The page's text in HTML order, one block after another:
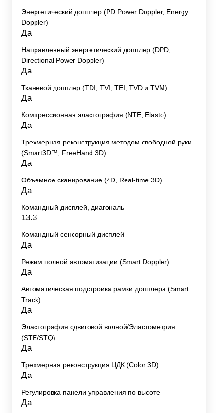
Энергетический допплер (PD Power Doppler, Energy
Doppler)
Да
Направленный энергетический допплер (DPD,
Directional Power Doppler)
Да
Тканевой допплер (TDI, TVI, TEI, TVD и TVM)
Да
Компрессионная эластография (NTE, Elasto)
Да
Трехмерная реконструкция методом свободной руки
(Smart3D™, FreeHand 3D)
Да
Объемное сканирование (4D, Real-time 3D)
Да
Командный дисплей, диагональ
13.3
Командный сенсорный дисплей
Да
Режим полной автоматизации (Smart Doppler)
Да
Автоматическая подстройка рамки допплера (Smart
Track)
Да
Эластография сдвиговой волной/Эластометрия
(STE/STQ)
Да
Трехмерная реконструкция ЦДК (Color 3D)
Да
Регулировка панели управления по высоте
Да